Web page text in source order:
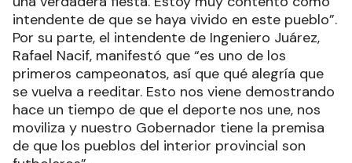
intendente de que se haya vivido en este pueblo”.
Por su parte, el intendente de Ingeniero Juárez,
Rafael Nacif, manifestó que “es uno de los
primeros campeonatos, así que qué alegría que
se vuelva a reeditar. Esto nos viene demostrando
hace un tiempo de que el deporte nos une, nos
moviliza y nuestro Gobernador tiene la premisa
de que los pueblos del interior provincial son